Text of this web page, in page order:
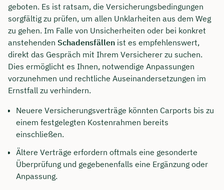
geboten. Es ist ratsam, die Versicherungsbedingungen
sorgfältig zu prüfen, um allen Unklarheiten aus dem Weg
zu gehen. Im Falle von Unsicherheiten oder bei konkret
anstehenden Schadensfällen ist es empfehlenswert,
direkt das Gespräch mit Ihrem Versicherer zu suchen.
Dies ermöglicht es Ihnen, notwendige Anpassungen
vorzunehmen und rechtliche Auseinandersetzungen im
Ernstfall zu verhindern.
Neuere Versicherungsverträge könnten Carports bis zu
einem festgelegten Kostenrahmen bereits
einschließen.
Ältere Verträge erfordern oftmals eine gesonderte
Überprüfung und gegebenenfalls eine Ergänzung oder
Anpassung.